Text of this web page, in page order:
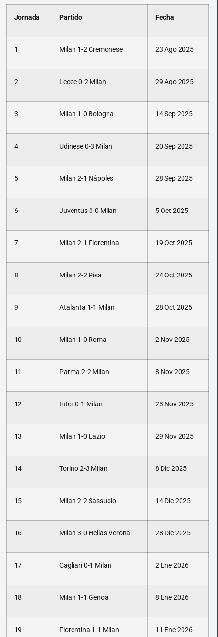
Jornada Partido Fecha
1 Milan 1-2 Cremonese 23 Ago 2025
2 Lecce 0-2 Milan 29 Ago 2025
3 Milan 1-0 Bologna 14 Sep 2025
4 Udinese 0-3 Milan 20 Sep 2025
5 Milan 2-1 Nápoles 28 Sep 2025
6 Juventus 0-0 Milan 5 Oct 2025
7 Milan 2-1 Fiorentina 19 Oct 2025
8 Milan 2-2 Pisa 24 Oct 2025
9 Atalanta 1-1 Milan 28 Oct 2025
10 Milan 1-0 Roma 2 Nov 2025
11 Parma 2-2 Milan 8 Nov 2025
12 Inter 0-1 Milan 23 Nov 2025
13 Milan 1-0 Lazio 29 Nov 2025
14 Torino 2-3 Milan 8 Dic 2025
15 Milan 2-2 Sassuolo 14 Dic 2025
16 Milan 3-0 Hellas Verona 28 Dic 2025
17 Cagliari 0-1 Milan 2 Ene 2026
18 Milan 1-1 Genoa 8 Ene 2026
19 Fiorentina 1-1 Milan 11 Ene 2026